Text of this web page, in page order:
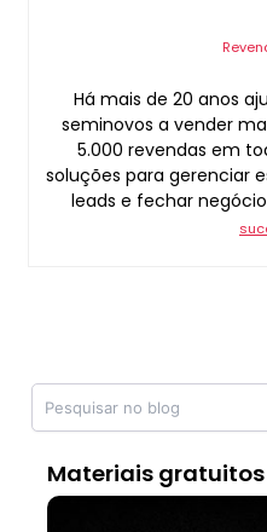
Há mais de 20 anos
seminovos a vender
5.000 revendas em
soluções para gerenciar
leads e fechar
Materiais gratuitos